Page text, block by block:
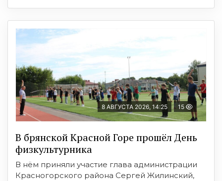
8 АВГУСТА 2026, 14:25 15
В брянской Красной Горе прошёл День
физкультурника
В нём приняли участие глава администрации
Красногорского района Сергей Жилинский,